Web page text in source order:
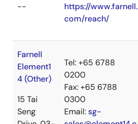
--
https://www.farnell.
com/reach/
Farnell
Element1
4 (Other)
15 Tai
Seng
Tel: +65 6788
0200
Fax: +65 6788
0300
Email:sg-